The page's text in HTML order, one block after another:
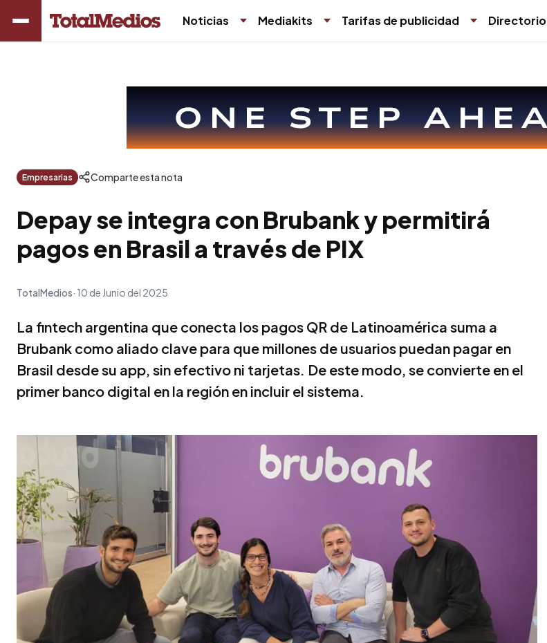
Noticias Mediakits Tarifas de publicidad Directorio
Empresarias Comparte esta nota
Depay se integra con Brubank y permitirá
pagos en Brasil a través de PIX
TotalMedios 10 de Junio del 2025
La fintech argentina que conecta los pagos QR de Latinoamérica suma a
Brubank como aliado clave para que millones de usuarios puedan pagar en
Brasil desde su app, sin efectivo ni tarjetas. De este modo, se convierte en el
primer banco digital en la región en incluir el sistema.